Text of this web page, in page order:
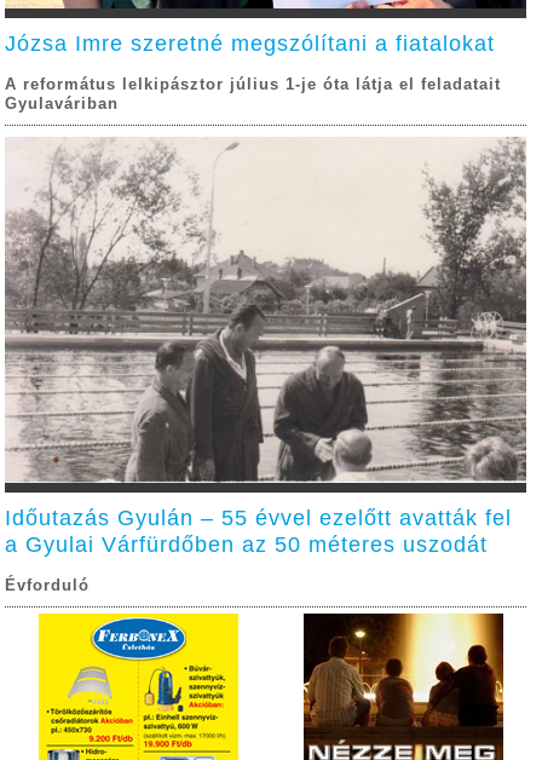
Józsa Imre szeretné megszólítani a fiatalokat
A református lelkipásztor július 1-je óta látja el feladatait
Gyulaváriban
Időutazás Gyulán – 55 évvel ezelőtt avatták fel
a Gyulai Várfürdőben az 50 méteres uszodát
Évforduló